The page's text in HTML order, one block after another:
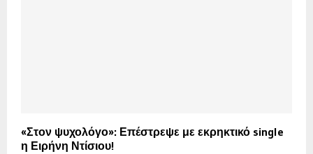
«Στον ψυχολόγο»: Επέστρεψε με εκρηκτικό single
η Ειρήνη Ντίσιου!